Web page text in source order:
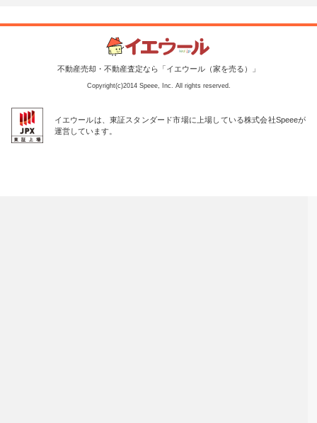
不動産売却・不動産査定なら「イエウール（家を売る）」
Copyright(c)2014 Speee, Inc. All rights reserved.
イエウールは、東証スタンダード市場に上場している株式会社Speeeが
運営しています。